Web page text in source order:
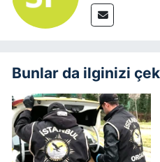
Bunlar da ilginizi